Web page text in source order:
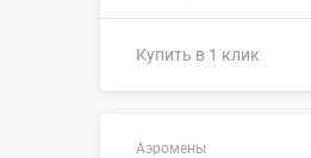
Купить в 1 клик
Аэромены